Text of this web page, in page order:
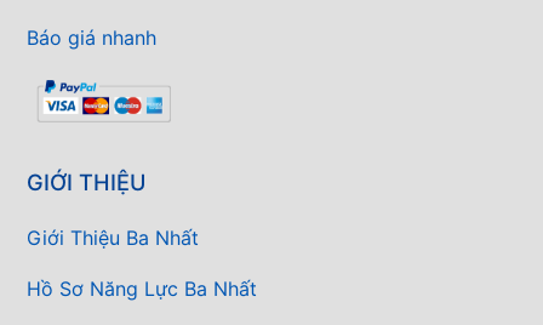
Báo giá nhanh
GIỚI THIỆU
Giới Thiệu Ba Nhất
Hồ Sơ Năng Lực Ba Nhất